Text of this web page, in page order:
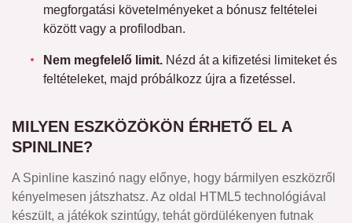
megforgatási követelményeket a bónusz feltételei
között vagy a profilodban.
Nem megfelelő limit. Nézd át a kifizetési limiteket és
feltételeket, majd próbálkozz újra a fizetéssel.
MILYEN ESZKÖZÖKÖN ÉRHETŐ EL A
SPINLINE?
A Spinline kaszinó nagy előnye, hogy bármilyen eszközről
kényelmesen játszhatsz. Az oldal HTML5 technológiával
készült, a játékok szintúgy, tehát gördülékenyen futnak